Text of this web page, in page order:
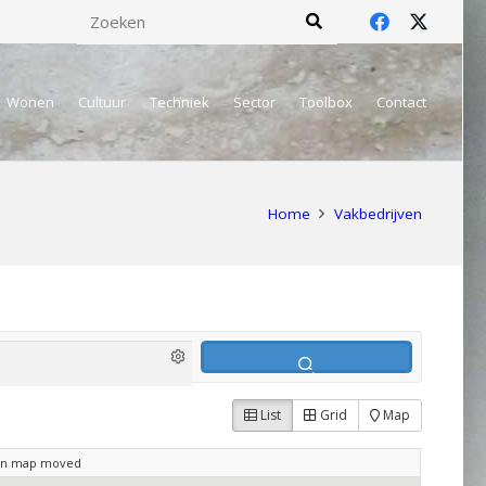
Wonen Cultuur Techniek Sector Toolbox Contact
Home Vakbedrijven
List Grid Map
map moved